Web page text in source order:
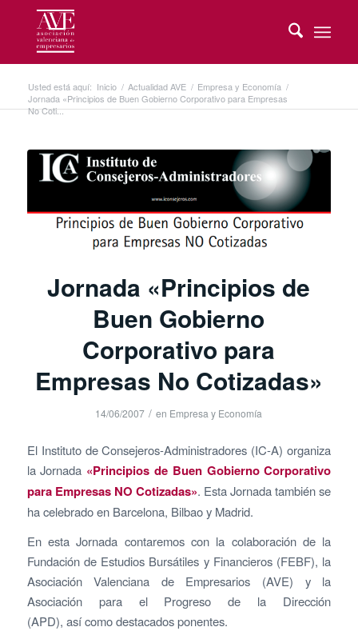
Usted está aquí: Inicio / Actualidad AVE / Empresa y Economía /
Jornada «Principios de Buen Gobierno Corporativo para Empresas
No Coti...
Jornada «Principios de
Buen Gobierno
Corporativo para
Empresas No Cotizadas»
14/06/2007 / en Empresa y Economía
El Instituto de Consejeros-Administradores (IC-A) organiza
la Jornada «Principios de Buen Gobierno Corporativo
para Empresas NO Cotizadas». Esta Jornada también se
ha celebrado en Barcelona, Bilbao y Madrid.
En esta Jornada contaremos con la colaboración de la
Fundación de Estudios Bursátiles y Financieros (FEBF), la
Asociación Valenciana de Empresarios (AVE) y la
Asociación para el Progreso de la Dirección
(APD), así como destacados ponentes.